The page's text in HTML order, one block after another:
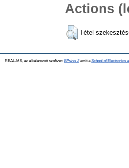
Actions
Tétel
REAL-MS, az alkalamzott szoftver: EPrints 3amit a School of Electronics